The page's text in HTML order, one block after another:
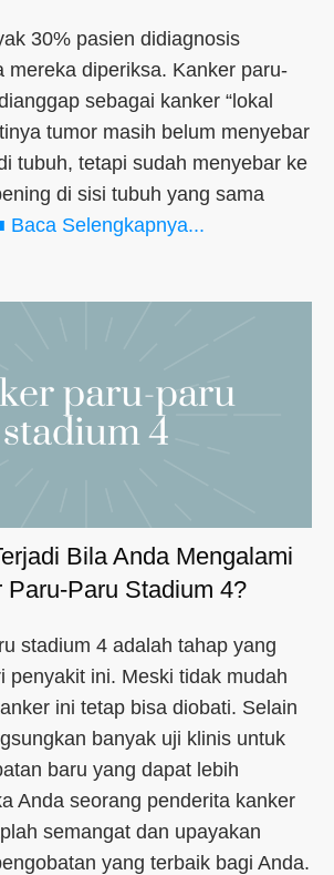
30% pasien didiagnosis
mereka diperiksa. Kanker paru-
sebagai kanker “lokal
tumor masih belum menyebar
tubuh, tetapi sudah menyebar ke
di sisi tubuh yang sama
Baca Selengkapnya...
Bila Anda Mengalami
Paru-Paru Stadium 4?
stadium 4 adalah tahap yang
penyakit ini. Meski tidak mudah
ini tetap bisa diobati. Selain
banyak uji klinis untuk
baru yang dapat lebih
Anda seorang penderita kanker
semangat dan upayakan
yang terbaik bagi Anda.